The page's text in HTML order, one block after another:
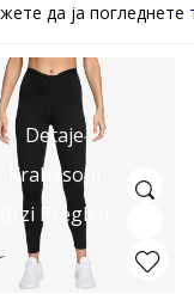
да ја погледнете
Detaje
Krahasoni
Brzi Pregled